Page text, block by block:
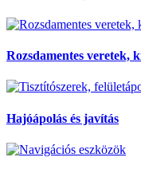
Rozsdamentes veretek,
Hajóápolás és javítás